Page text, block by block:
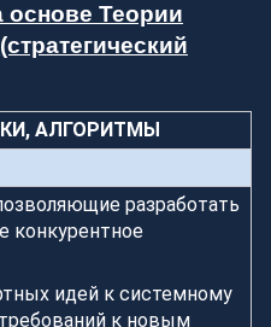
основе Теории
АЛГОРИТМЫ
разработать
конкурентное
идей к системному
к новым